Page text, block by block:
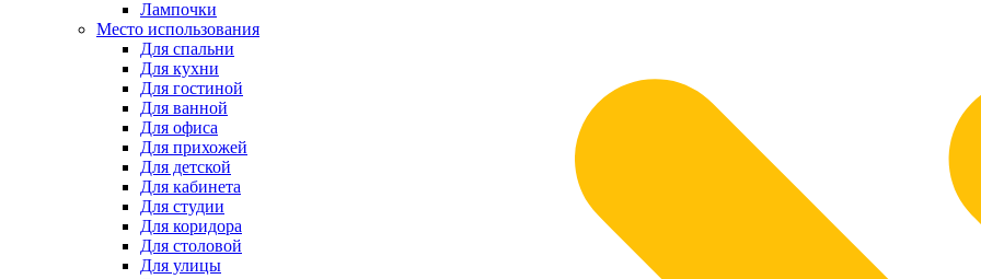
Лампочки
Место использования
Для спальни
Для кухни
Для гостиной
Для ванной
Для офиса
Для прихожей
Для детской
Для кабинета
Для студии
Для коридора
Для столовой
Для улицы